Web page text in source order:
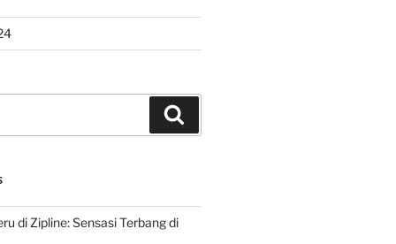
di Zipline: Sensasi Terbang di